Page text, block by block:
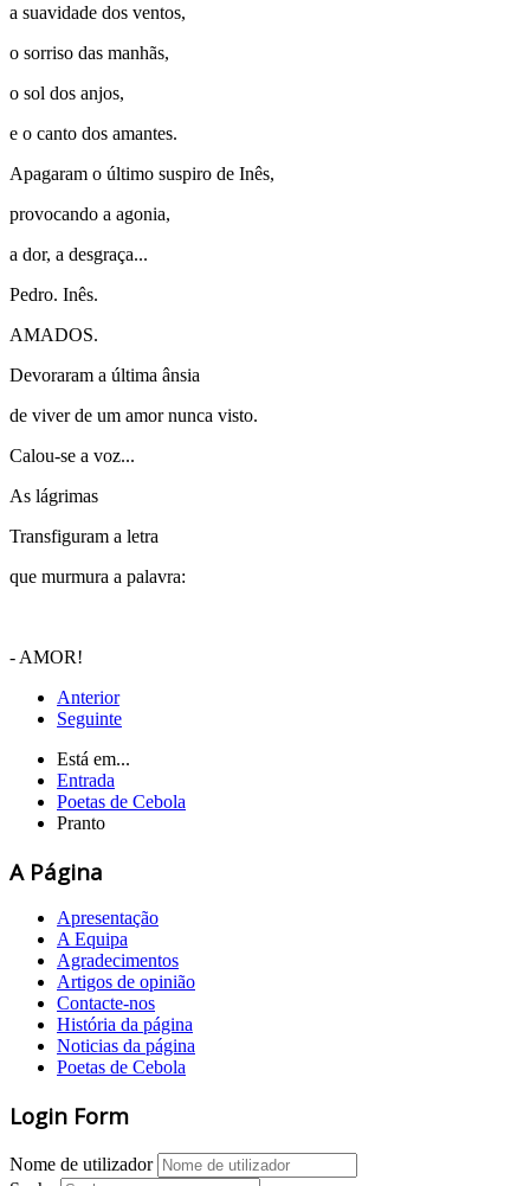
a suavidade dos ventos,
o sorriso das manhãs,
o sol dos anjos,
e o canto dos amantes.
Apagaram o último suspiro de Inês,
provocando a agonia,
a dor, a desgraça...
Pedro. Inês.
AMADOS.
Devoraram a última ânsia
de viver de um amor nunca visto.
Calou-se a voz...
As lágrimas
Transfiguram a letra
que murmura a palavra:
- AMOR!
Anterior
Seguinte
Está em...
Entrada
Poetas de Cebola
Pranto
A Página
Apresentação
A Equipa
Agradecimentos
Artigos de opinião
Contacte-nos
História da página
Noticias da página
Poetas de Cebola
Login Form
Nome de utilizador